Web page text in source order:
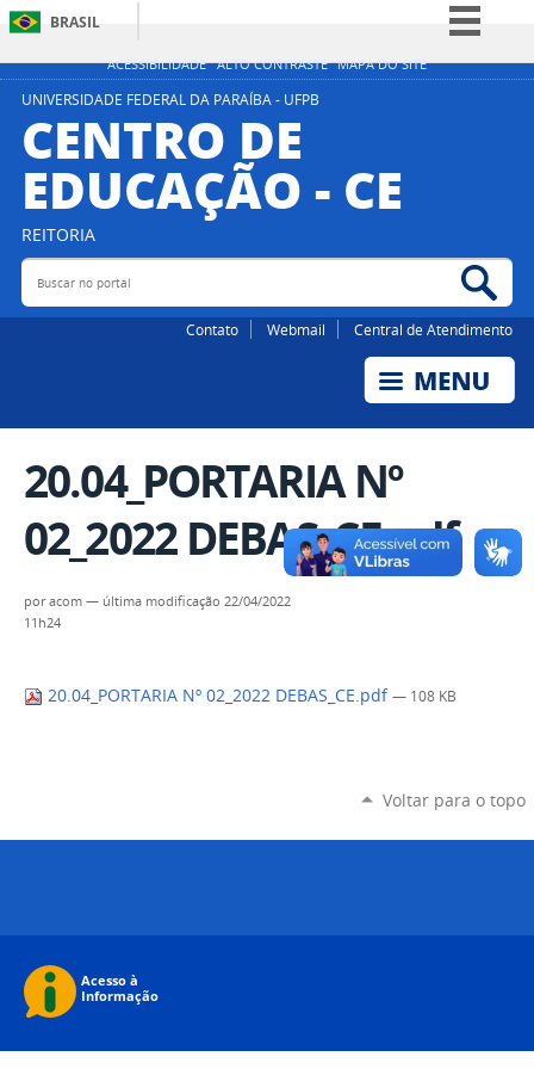
ACESSIBILIDADE ALTO CONTRASTE MAPA DO SITE
BRASIL
Simplifique!
Acesso à informação
Legislação
UNIVERSIDADE FEDERAL DA PARAÍBA - UFPB
CENTRO DE
EDUCAÇÃO - CE
REITORIA
Buscar no portal
Contato Webmail Central de Atendimento
20.04_PORTARIA Nº
02_2022 DEBAS_CE.pdf
poracom — última modificação 22/04/2022
11h24
20.04_PORTARIA Nº 02_2022 DEBAS_CE.pdf — 108 KB
Voltar para o topo